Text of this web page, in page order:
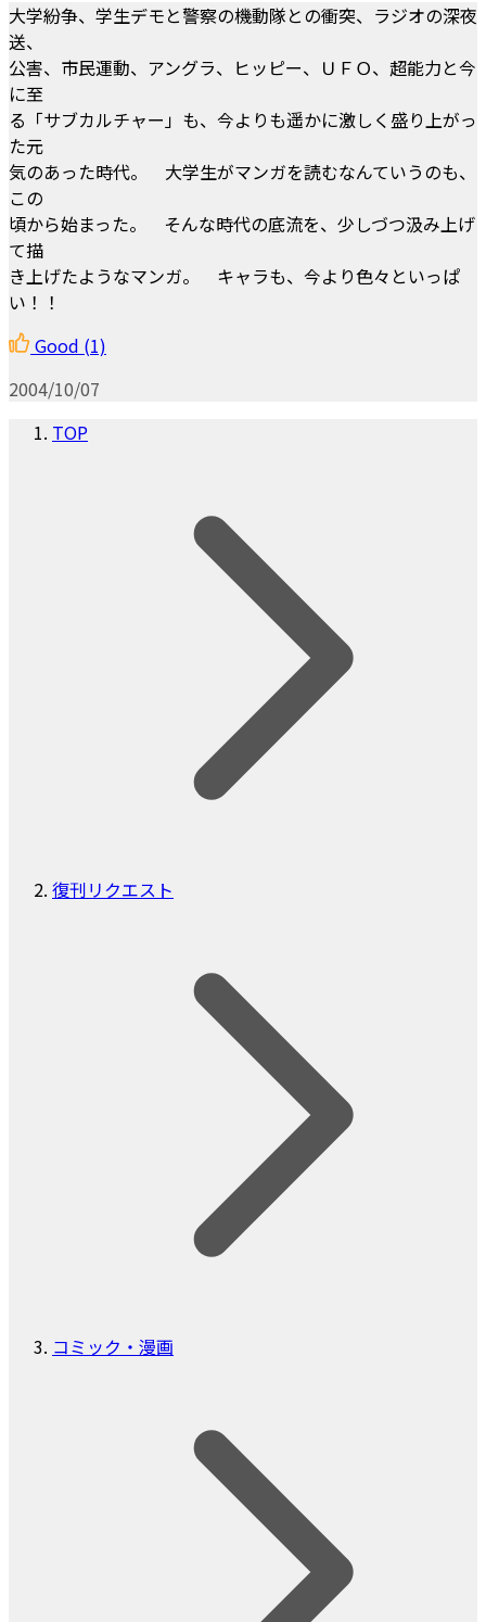
大学紛争、学生デモと警察の機動隊との衝突、ラジオの深夜
送、
公害、市民運動、アングラ、ヒッピー、ＵＦＯ、超能力と今
に至
る「サブカルチャー」も、今よりも遥かに激しく盛り上がっ
た元
気のあった時代。 大学生がマンガを読むなんていうのも、
この
頃から始まった。 そんな時代の底流を、少しづつ汲み上げ
て描
き上げたようなマンガ。 キャラも、今より色々といっぱ
い！！
Good (1)
2004/10/07
TOP
復刊リクエスト
コミック・漫画